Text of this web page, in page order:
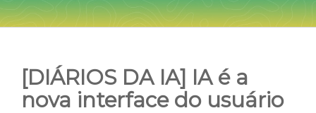
[DIÁRIOS DA IA] IA é a
nova interface do usuário